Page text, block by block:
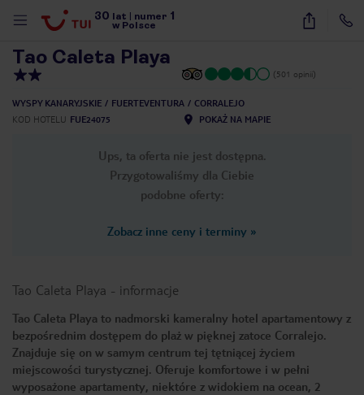
30 lat numer 1
w Polsce
15
Tao Caleta Playa
(501 opinii)
WYSPY KANARYJSKIE FUERTEVENTURA
CORRALEJO
KOD HOTELU FUE24075 POKAŻ NA MAPIE
Ups, ta oferta nie jest dostępna.
Przygotowaliśmy dla Ciebie
podobne oferty:
Zobacz inne ceny i terminy »
Tao Caleta Playa - informacje
Tao Caleta Playa to nadmorski kameralny hotel apartamentowy z
bezpośrednim dostępem do plaż w pięknej zatoce Corralejo.
Znajduje się on w samym centrum tej tętniącej życiem
miejscowości turystycznej. Oferuje komfortowe i w pełni
wyposażone apartamenty, niektóre z widokiem na ocean, 2